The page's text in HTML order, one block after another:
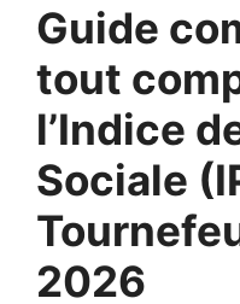
Guide
tout
l’Indice
Sociale
2026